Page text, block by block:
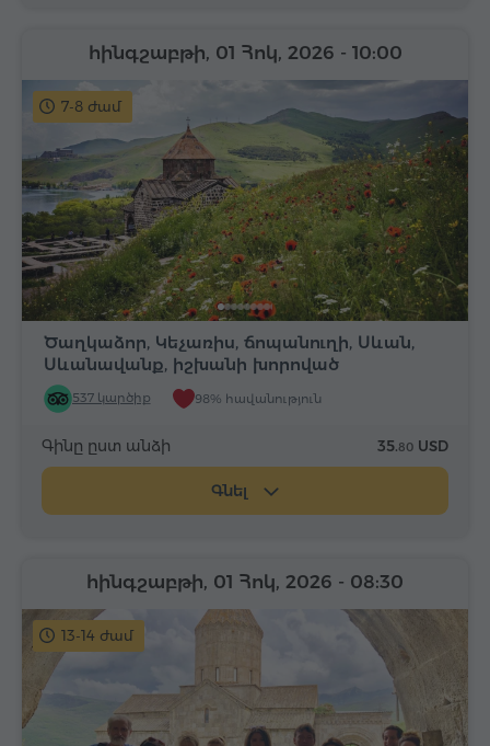
7-8 ժամ
Ծաղկաձոր, Կեչառիս, ճոպանուղի, Սևան,
Սևանավանք, իշխանի խորոված
537 կարծիք 98% հավանություն
հինգշաբթի, 01 Հոկ, 2026 - 10:00
Գինը ըստ անձի 35.80 USD
Գնել
13-14 ժամ
հինգշաբթի, 01 Հոկ, 2026 - 08:30